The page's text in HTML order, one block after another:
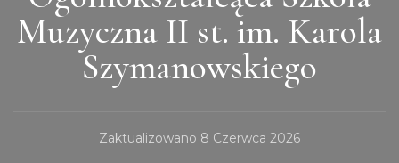
Muzyczna II st. im. Karola
Szymanowskiego
Zaktualizowano 8 Czerwca 2026